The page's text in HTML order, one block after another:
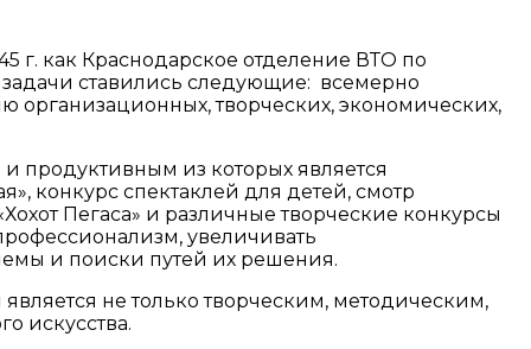
г. как Краснодарское отделение ВТО по
ставились следующие: всемерно
организационных, творческих, экономических,
продуктивным из которых является
конкурс спектаклей для детей, смотр
Пегаса» и различные творческие конкурсы
увеличивать
и поиски путей их решения.
не только творческим, методическим,
искусства.